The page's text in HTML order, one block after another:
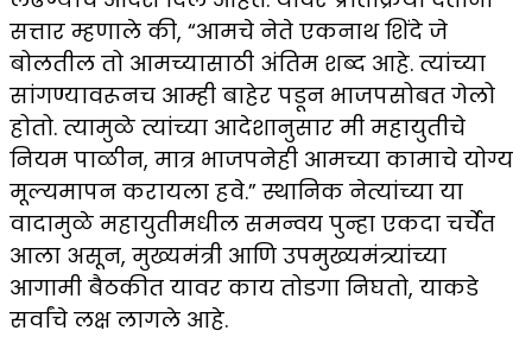
सत्तार म्हणाले की, “आमचे नेते एकनाथ शिंदे जे
बोलतील तो आमच्यासाठी अंतिम शब्द आहे. त्यांच्या
सांगण्यावरूनच आम्ही बाहेर पडून भाजपसोबत गेलो
होतो. त्यामुळे त्यांच्या आदेशानुसार मी महायुतीचे
नियम पाळीन, मात्र भाजपनेही आमच्या कामाचे योग्य
मूल्यमापन करायला हवे.” स्थानिक नेत्यांच्या या
वादामुळे महायुतीमधील समन्वय पुन्हा एकदा चर्चेत
आला असून, मुख्यमंत्री आणि उपमुख्यमंत्र्यांच्या
आगामी बैठकीत यावर काय तोडगा निघतो, याकडे
सर्वांचे लक्ष लागले आहे.